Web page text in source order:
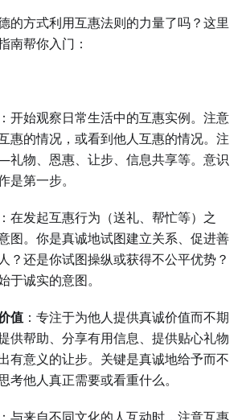
的方式利用互惠法则的力量了吗？这里
南帮你入门：
：开始观察日常生活中的互惠实例。注意
惠的情况，或看到他人互惠的情况。注
物、恩惠、让步、信息共享等。意识
是第一步。
：在发起互惠行为（送礼、帮忙等）之
图。你是真诚地试图建立关系、促进善
？还是你试图操纵或获得不公平优势？
于诚实的意图。
值 ：专注于为他人提供真诚价值而不期
供帮助、分享有用信息、提供贴心礼物
有意义的让步。关键是真诚地给予而不
考他人真正需要或看重什么。